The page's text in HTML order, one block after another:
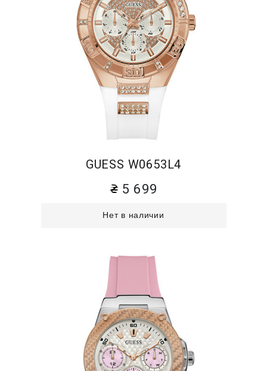
GUESS W0653L4
5 699
Нет в наличии